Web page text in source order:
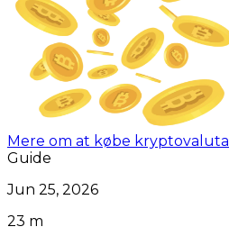
Mere om at købe kryptovaluta
Guide
Jun 25, 2026
23 m